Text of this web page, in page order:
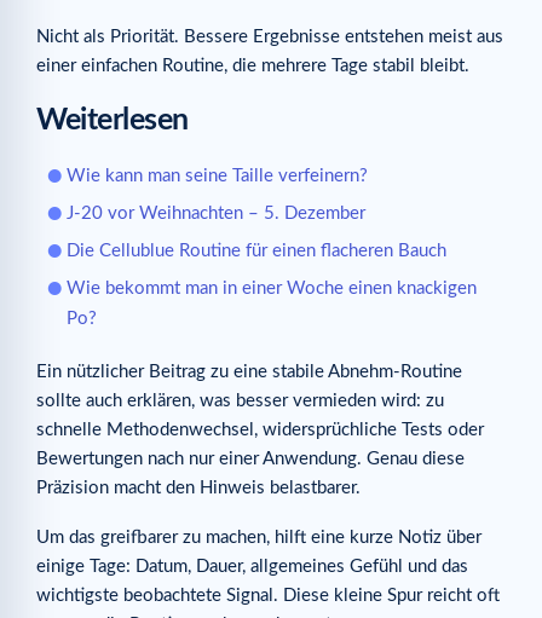
Nicht als Priorität. Bessere Ergebnisse entstehen meist aus
einer einfachen Routine, die mehrere Tage stabil bleibt.
Weiterlesen
Wie kann man seine Taille verfeinern?
J-20 vor Weihnachten – 5. Dezember
Die Cellublue Routine für einen flacheren Bauch
Wie bekommt man in einer Woche einen knackigen
Po?
Ein nützlicher Beitrag zu eine stabile Abnehm-Routine
sollte auch erklären, was besser vermieden wird: zu
schnelle Methodenwechsel, widersprüchliche Tests oder
Bewertungen nach nur einer Anwendung. Genau diese
Präzision macht den Hinweis belastbarer.
Um das greifbarer zu machen, hilft eine kurze Notiz über
einige Tage: Datum, Dauer, allgemeines Gefühl und das
wichtigste beobachtete Signal. Diese kleine Spur reicht oft